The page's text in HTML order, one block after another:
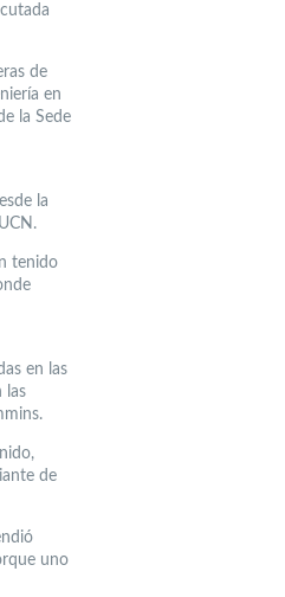
de
en
la Sede
la
tenido
en las
las
de
uno